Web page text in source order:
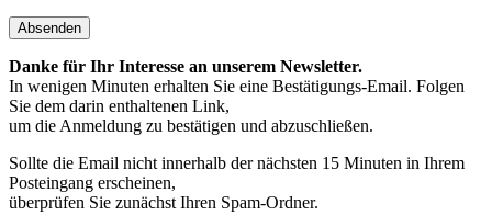
Absenden
Danke für Ihr Interesse an unserem Newsletter.
In wenigen Minuten erhalten Sie eine Bestätigungs-Email. Folgen
Sie dem darin enthaltenen Link,
um die Anmeldung zu bestätigen und abzuschließen.
Sollte die Email nicht innerhalb der nächsten 15 Minuten in Ihrem
Posteingang erscheinen,
überprüfen Sie zunächst Ihren Spam-Ordner.